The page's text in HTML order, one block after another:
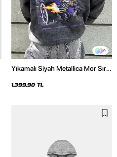
9
Yıkamalı Siyah Metallica Mor Sırt
Hoodie
1.399,90 TL